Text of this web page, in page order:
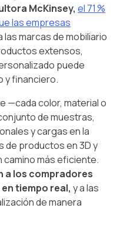
McKinsey, el 71 %
las empresas
las marcas de mobiliario
extensos,
puede
y financiero.
—cada color, material o
de muestras,
y cargas en la
de productos en 3D y
camino más eficiente.
a los compradores
tiempo real, y a las
de manera